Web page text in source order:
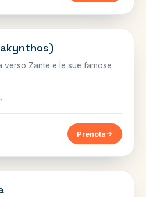
verso Zante e le sue famose
Prenota